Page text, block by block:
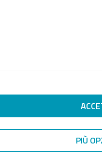
PIÙ